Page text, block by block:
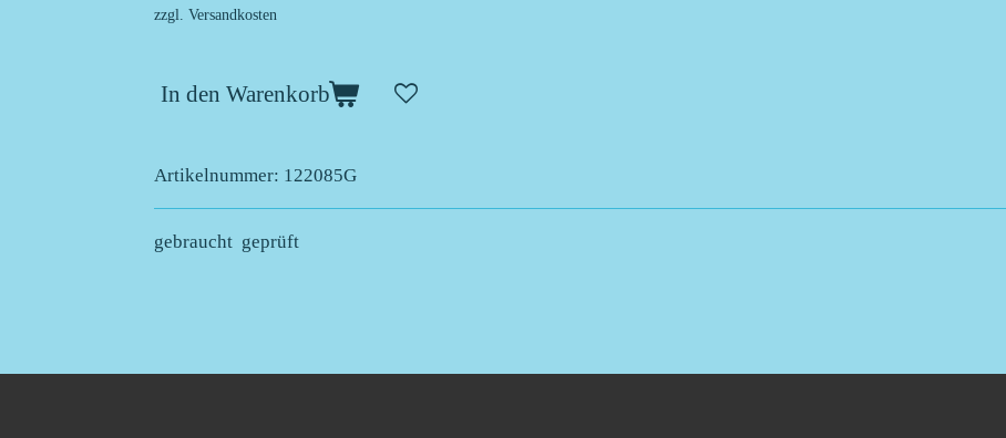
zzgl. Versandkosten
In den Warenkorb
Artikelnummer: 122085G
gebraucht geprüft